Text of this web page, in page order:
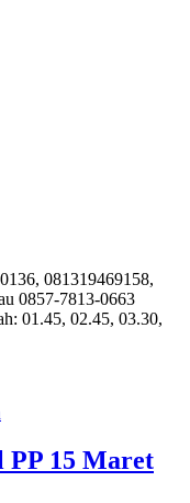
081319469158,
0857-7813-0663
01.45, 02.45, 03.30,
15 Maret